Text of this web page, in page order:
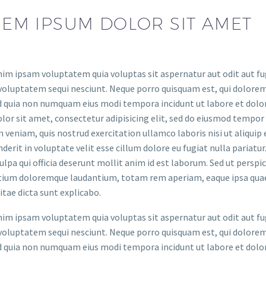
IPSUM DOLOR SIT AMET
ipsam voluptatem quia voluptas sit aspernatur aut odit aut
sequi nesciunt. Neque porro quisquam est, qui
quia non numquam eius modi tempora incidunt ut labore et
sit amet, consectetur adipisicing elit, sed do eiusmod
veniam, quis nostrud exercitation ullamco laboris nisi ut aliquip
in voluptate velit esse cillum dolore eu fugiat nulla
qui officia deserunt mollit anim id est laborum. Sed ut
doloremque laudantium, totam rem aperiam, eaque ipsa
dicta sunt explicabo.
ipsam voluptatem quia voluptas sit aspernatur aut odit aut
sequi nesciunt. Neque porro quisquam est, qui
quia non numquam eius modi tempora incidunt ut labore et